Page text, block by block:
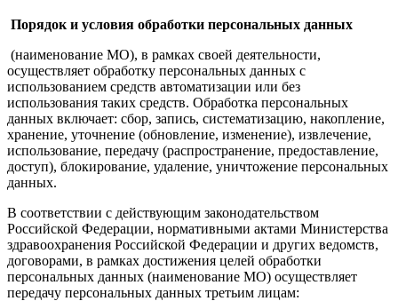
Порядок и условия обработки персональных данных
(наименование МО), в рамках своей деятельности,
осуществляет обработку персональных данных с
использованием средств автоматизации или без
использования таких средств. Обработка персональных
данных включает: сбор, запись, систематизацию, накопление,
хранение, уточнение (обновление, изменение), извлечение,
использование, передачу (распространение, предоставление,
доступ), блокирование, удаление, уничтожение персональных
данных.
В соответствии с действующим законодательством
Российской Федерации, нормативными актами Министерства
здравоохранения Российской Федерации и других ведомств,
договорами, в рамках достижения целей обработки
персональных данных (наименование МО) осуществляет
передачу персональных данных третьим лицам: